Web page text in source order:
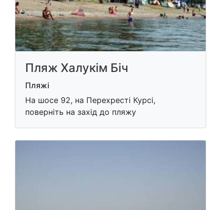
Пляж Халукім Біч
Пляжі
На шосе 92, на Перехресті Курсі,
поверніть на захід до пляжу